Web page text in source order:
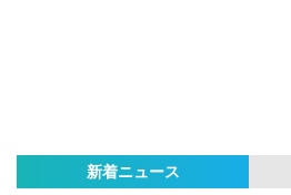
新着ニュース